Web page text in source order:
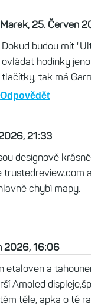
Marek, 25. Červen
Dokud budou mít
ovládat hodinky
tlačítky, tak má
Odpovědět
21:33
designově
chybí mapy.
2026, 16:06
etaloven a
Amoled
těle, apka o té